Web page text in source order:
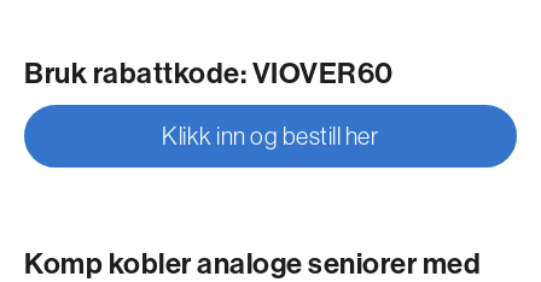
Bruk rabattkode: VIOVER60
Klikk inn og bestill her
Komp kobler analoge seniorer med